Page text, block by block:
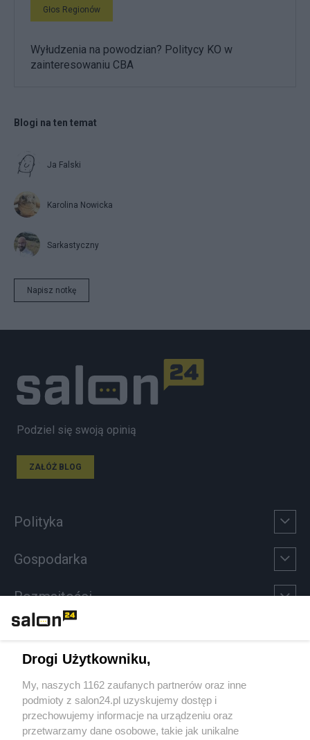
Głos Regionów
Wyłudzenia na powodzian? Politycy KO w
zainteresowaniu CBA
Blogi na ten temat
Ja Falski
Karolina Nowicka
Sarkastyczny
Napisz notkę
Podziel się swoją opinią
ZAŁÓŻ BLOG
Polityka
Gospodarka
Rozmaitości
Sport
Społeczeństwo
Drogi Użytkowniku,
My, naszych 1162 zaufanych partnerów oraz inne
podmioty z salon24.pl uzyskujemy dostęp i
przechowujemy informacje na urządzeniu oraz
przetwarzamy dane osobowe, takie jak unikalne